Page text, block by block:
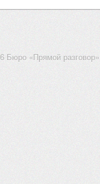
Бюро «Прямой